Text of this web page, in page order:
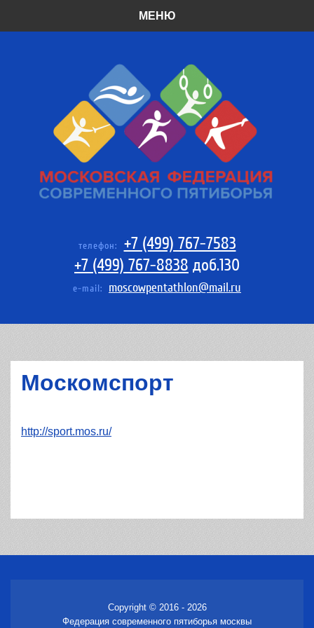
МЕНЮ
телефон:
+7 (499) 767-7583
+7 (499) 767-8838 доб.130
e-mail: moscowpentathlon@mail.ru
Москомспорт
http://sport.mos.ru/
Copyright © 2016 - 2026
Федерация современного пятиборья москвы